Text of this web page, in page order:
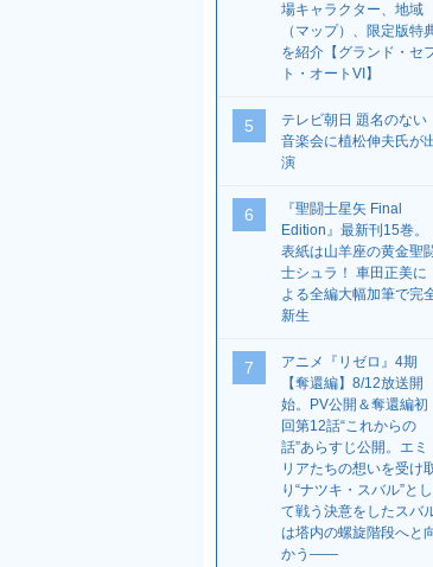
場キャラクター、地域
（マップ）、限定版特
を紹介【グランド・セ
ト・オートVI】
5
テレビ朝日 題名のない
音楽会に植松伸夫氏が
演
6
『聖闘士星矢 Final
Edition』最新刊15巻。
表紙は山羊座の黄金聖
士シュラ！ 車田正美に
よる全編大幅加筆で完
新生
7
アニメ『リゼロ』4期
【奪還編】8/12放送開
始。PV公開＆奪還編初
回第12話“これからの
話”あらすじ公開。エミ
リアたちの想いを受け
り“ナツキ・スバル”とし
て戦う決意をしたスバ
は塔内の螺旋階段へと
かう――